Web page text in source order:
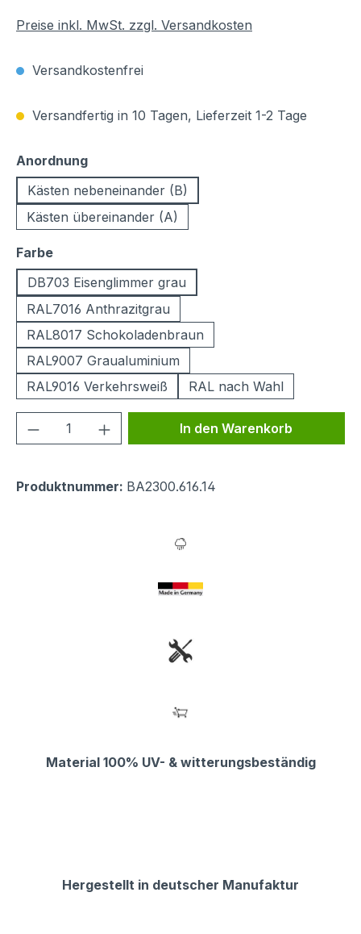
Preise inkl. MwSt. zzgl. Versandkosten
Versandkostenfrei
Versandfertig in 10 Tagen, Lieferzeit 1-2 Tage
Anordnungauswählen
Kästen nebeneinander (B)
Kästen übereinander (A)
Farbeauswählen
DB703 Eisenglimmer grau
RAL7016 Anthrazitgrau
RAL8017 Schokoladenbraun
RAL9007 Graualuminium
RAL9016 Verkehrsweiß
RAL nach Wahl
Produkt Anzahl: Gib denIn den Warenkorb
Produktnummer: BA2300.616.14
Material 100% UV- & witterungsbeständig
Hergestellt in deutscher Manufaktur